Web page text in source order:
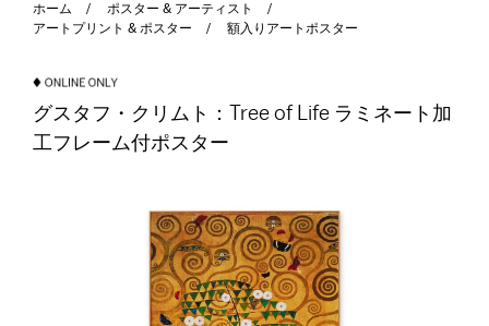
ホーム
ポスター & アーティスト
アートプリント & ポスター
額入りアートポスター
グスタフ・クリムト：Tree of Life ラミネート加
工フレーム付ポスター